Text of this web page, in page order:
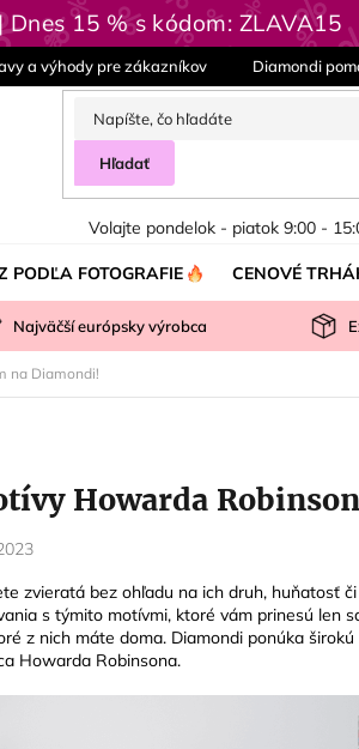
15 % s kódom: ZLAVA15
a výhody pre zákazníkov Diamondi
Hľadať
Volajte pondelok - piatok 9:00 -
PODĽA FOTOGRAFIE CENOVÉ
Najväčší európsky výrobca
na Diamondi!
Howarda
zvieratá bez ohľadu na ich druh, huňatosť
s týmito motívmi, ktoré vám prinesú len
z nich máte doma. Diamondi ponúka
Howarda Robinsona.